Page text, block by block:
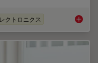
クトロニクス Rapid